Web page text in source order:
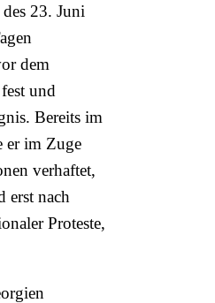
23. Juni
dem
und
Bereits im
er im Zuge
verhaftet,
erst nach
Proteste,